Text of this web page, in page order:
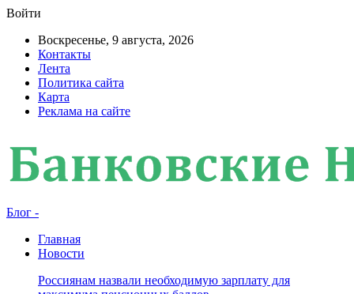
Войти
Воскресенье, 9 августа, 2026
Контакты
Лента
Политика сайта
Карта
Реклама на сайте
Блог -
Главная
Новости
Россиянам назвали необходимую зарплату для